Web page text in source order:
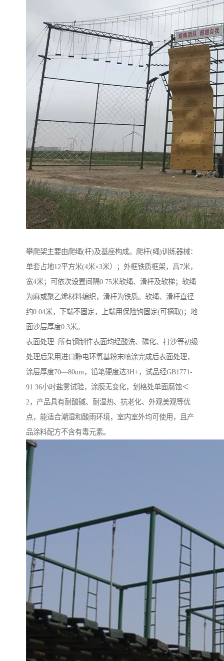
攀爬架主要由爬绳(杆)及基座构成。爬杆(绳)训练器械：
单套占地12平方米(4米×3米）；外框铁质框架，高7米，
宽4米；可依次设置间隔0.75米软绳、滑杆及软梯；软绳
为麻或聚乙烯材料编织，滑杆为铁质。软绳、滑杆直径
约0.04米，下端不固定，上端用保险钩固定(可摘取)；地
面沙层厚度0.3米。
表面处理: 所有钢制件表面均经酸洗、磷化、打沙等初级
处理后采用进口静电环氧基粉末喷涂完成后表面处理，
涂层厚度70—80um，铅笔硬度达3H+，试品经GB1771-
91 36小时盐雾试验，涂膜无变化，划格处单面腐蚀＜
2，产品具有耐酸碱、耐湿热、抗老化、外观美观等优
点，能适合潮湿和酸雨环境，室内室外均可使用，且产
品涂料配方不含有毒元素。